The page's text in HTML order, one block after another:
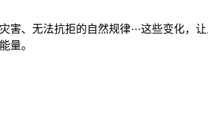
、无法抗拒的自然规律···这些变化
量。